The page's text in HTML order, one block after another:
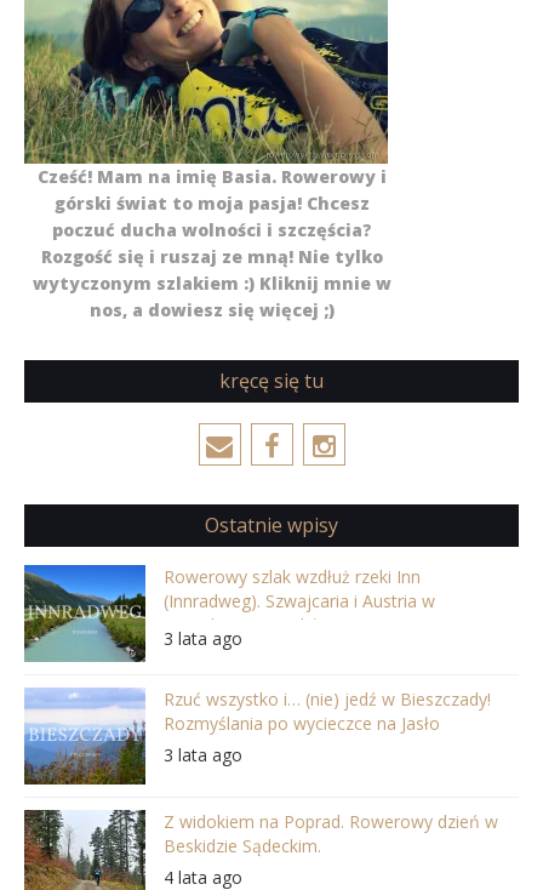
Cześć! Mam na imię Basia. Rowerowy i
górski świat to moja pasja! Chcesz
poczuć ducha wolności i szczęścia?
Rozgość się i ruszaj ze mną! Nie tylko
wytyczonym szlakiem :) Kliknij mnie w
nos, a dowiesz się więcej ;)
kręcę się tu
Ostatnie wpisy
Rowerowy szlak wzdłuż rzeki Inn
(Innradweg). Szwajcaria i Austria w
najpiękniejszej odsłonie
3 lata ago
Rzuć wszystko i… (nie) jedź w Bieszczady!
Rozmyślania po wycieczce na Jasło
3 lata ago
Z widokiem na Poprad. Rowerowy dzień w
Beskidzie Sądeckim.
4 lata ago